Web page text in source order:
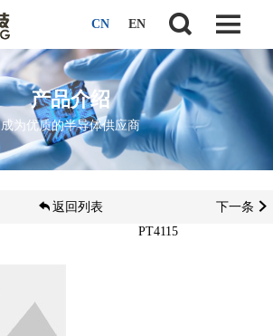
CN EN
产品介绍
成为优质的半导体供应商
返回列表
下一条
PT4115